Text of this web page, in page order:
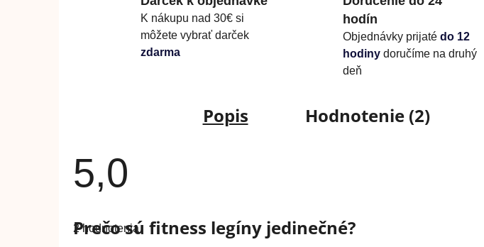
K nákupu nad 30€ si
môžete vybrať darček
zdarma
hodín
Objednávky prijaté do 12
hodiny doručíme na druhý
deň
Popis Hodnotenie (2)
5,0
hodnotenie
produktu
2 hodnotenia
Prečo sú fitness legíny jedinečné?